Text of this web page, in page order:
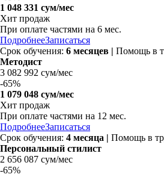
1 048 331 сум/мес
Хит продаж
При оплате частями на 6 мес.
ПодробнееЗаписаться
Срок обучения: 6 месяцев | Помощь в
Методист
3 082 992 сум/мес
-65%
1 079 048 сум/мес
Хит продаж
При оплате частями на 12 мес.
ПодробнееЗаписаться
Срок обучения: 4 месяца | Помощь в
Персональный стилист
2 656 087 сум/мес
-65%